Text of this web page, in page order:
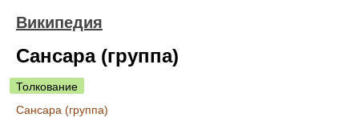
Википедия
Сансара (группа)
Толкование
Сансара (группа)